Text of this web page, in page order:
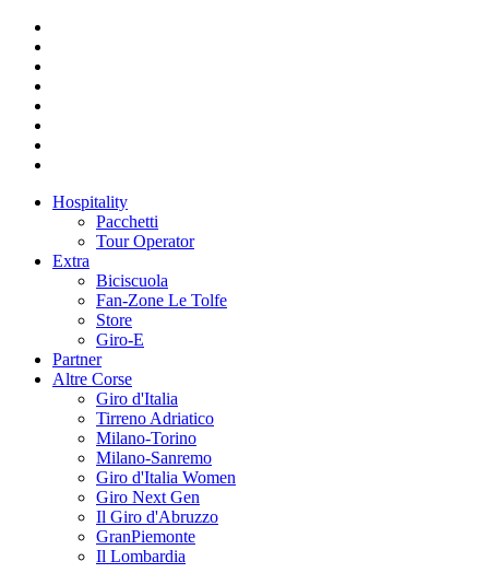
Hospitality
Pacchetti
Tour Operator
Extra
Biciscuola
Fan-Zone Le Tolfe
Store
Giro-E
Partner
Altre Corse
Giro d'Italia
Tirreno Adriatico
Milano-Torino
Milano-Sanremo
Giro d'Italia Women
Giro Next Gen
Il Giro d'Abruzzo
GranPiemonte
Il Lombardia